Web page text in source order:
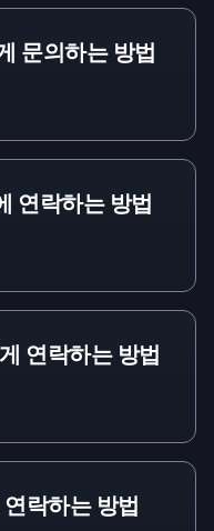
문의하는 방법
연락하는 방법
연락하는 방법
락하는 방법